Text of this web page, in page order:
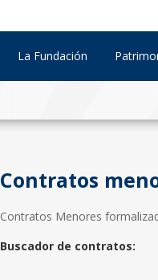
La Fundación
Contratos
Contratos Menores
Buscador de contratos: